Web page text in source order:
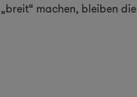
„breit“ machen, bleiben die